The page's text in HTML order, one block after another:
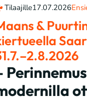
Tilaajille17.07.2026
&